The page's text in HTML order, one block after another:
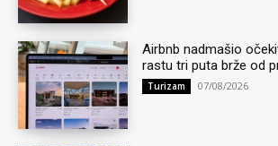
Airbnb nadmašio
rastu tri puta brže od
Turizam 07/08/2026